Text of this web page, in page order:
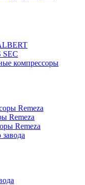
SEC
компрессоры
Remeza
Remeza
Remeza